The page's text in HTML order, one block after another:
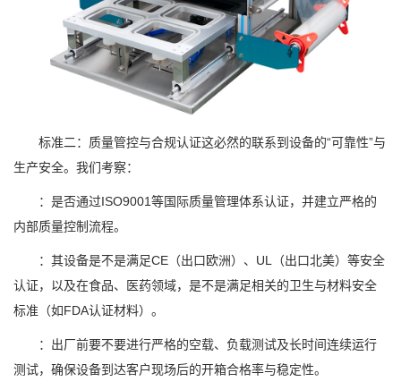
标准二：质量管控与合规认证这必然的联系到设备的“可靠性”与
生产安全。我们考察：
：是否通过ISO9001等国际质量管理体系认证，并建立严格的
内部质量控制流程。
：其设备是不是满足CE（出口欧洲）、UL（出口北美）等安全
认证，以及在食品、医药领域，是不是满足相关的卫生与材料安全
标准（如FDA认证材料）。
：出厂前要不要进行严格的空载、负载测试及长时间连续运行
测试，确保设备到达客户现场后的开箱合格率与稳定性。